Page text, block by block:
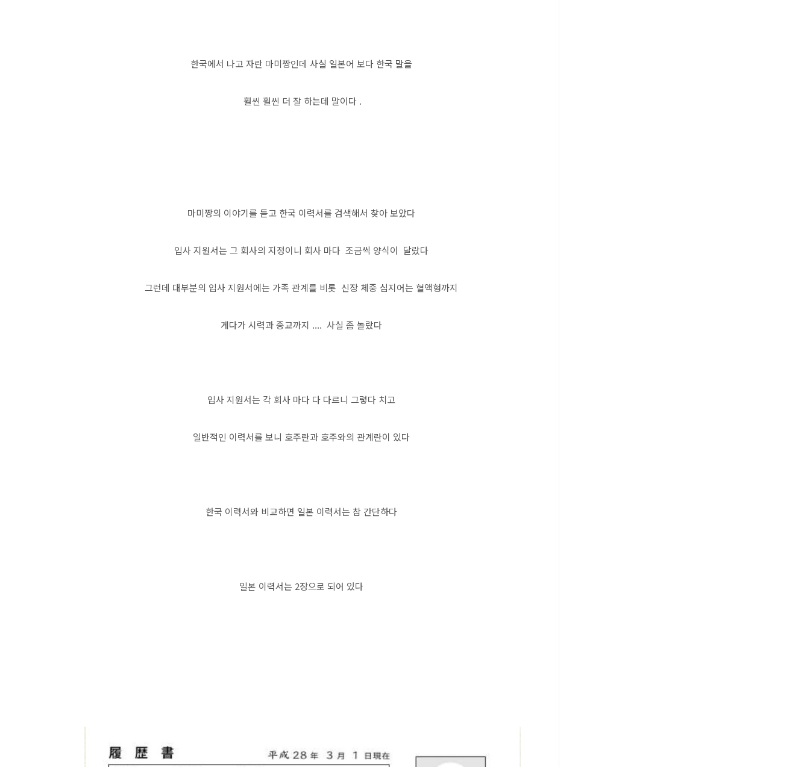
한국에서 나고 자란 마미짱인데 사실 일본어 보다 한국 말을
훨씬 훨씬 더 잘 하는데 말이다 .
마미짱의 이야기를 듣고 한국 이력서를 검색해서 찾아 보았다
입사 지원서는 그 회사의 지정이니 회사 마다 조금씩 양식이 달랐다
그런데 대부분의 입사 지원서에는 가족 관계를 비롯 신장 체중 심지어는 혈액형까지
게다가 시력과 종교까지 .... 사실 좀 놀랐다
입사 지원서는 각 회사 마다 다 다르니 그렇다 치고
일반적인 이력서를 보니 호주란과 호주와의 관계란이 있다
한국 이력서와 비교하면 일본 이력서는 참 간단하다
일본 이력서는 2장으로 되어 있다